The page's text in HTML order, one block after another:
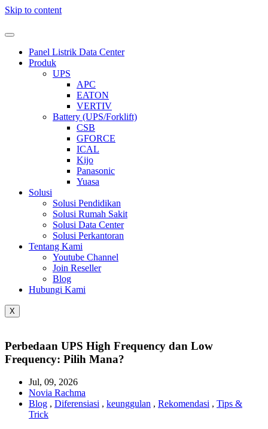
Skip to content
Panel Listrik Data Center
Produk
UPS
APC
EATON
VERTIV
Battery (UPS/Forklift)
CSB
GFORCE
ICAL
Kijo
Panasonic
Yuasa
Solusi
Solusi Pendidikan
Solusi Rumah Sakit
Solusi Data Center
Solusi Perkantoran
Tentang Kami
Youtube Channel
Join Reseller
Blog
Hubungi Kami
X
Perbedaan UPS High Frequency dan Low
Frequency: Pilih Mana?
Jul, 09, 2026
Novia Rachma
Blog , Diferensiasi , keunggulan , Rekomendasi , Tips &
Trick